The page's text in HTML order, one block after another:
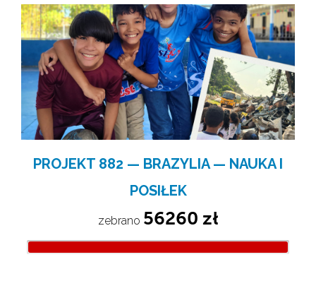
PROJEKT 882 — BRAZYLIA — NAUKA I
POSIŁEK
zebrano 56260 zł